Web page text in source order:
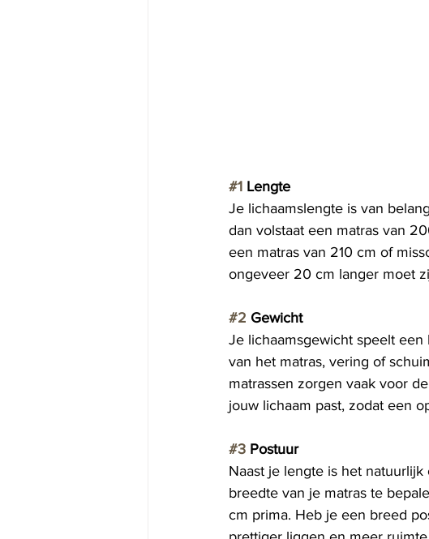
#1 Lengte
Je lichaamslengte is van
dan volstaat een matras van
een matras van 210 cm of
ongeveer 20 cm langer moet
#2 Gewicht
Je lichaamsgewicht speelt
van het matras, vering of
matrassen zorgen vaak voor
jouw lichaam past, zodat een
#3 Postuur
Naast je lengte is het
breedte van je matras te
cm prima. Heb je een breed